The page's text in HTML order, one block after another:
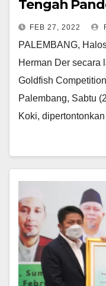
Tengah
FEB 27, 2022
PALEMBANG,
Herman Der secara
Goldfish
Palembang, Sabtu
Koki,